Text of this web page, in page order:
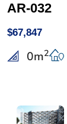
AR-032
$67,847
0m2